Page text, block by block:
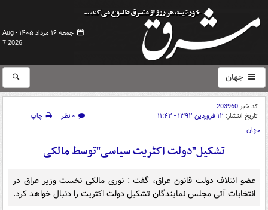
جمعه ۱۶ مرداد ۱۴۰۵ -
Aug
7 2026
جهان
کد خبر203960
تاریخ انتشار: ۱۲ فروردین ۱۳۹۲ - ۱۱:۴۲ ۰ نظر
چاپ
جهان
تشکیل"دولت اکثریت سیاسی"توسط مالکی
عضو ائتلاف دولت قانون عراق، گفت : نوری مالکی نخست وزیر عراق در
انتخابات آتی مجلس نمایندگان تشکیل دولت اکثریت را دنبال خواهد کرد.